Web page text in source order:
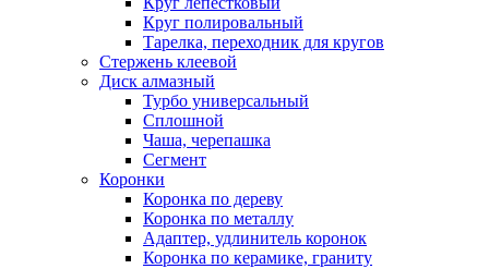
Круг полировальный
Тарелка, переходник для кругов
Стержень клеевой
Диск алмазный
Турбо универсальный
Сплошной
Чаша, черепашка
Сегмент
Коронки
Коронка по дереву
Коронка по металлу
Адаптер, удлинитель коронок
Коронка по керамике, граниту